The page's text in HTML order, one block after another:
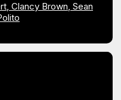
Clancy Brown Sean